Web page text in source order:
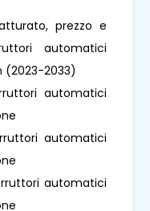
prezzo e
automatici
(2023-2033)
automatici
automatici
automatici